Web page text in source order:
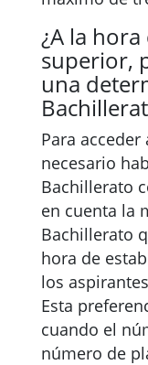
¿A la
superior,
una
Para
necesario
Bachillerato
en cuenta la
Bachillerato
hora de
los
Esta
cuando el
número de